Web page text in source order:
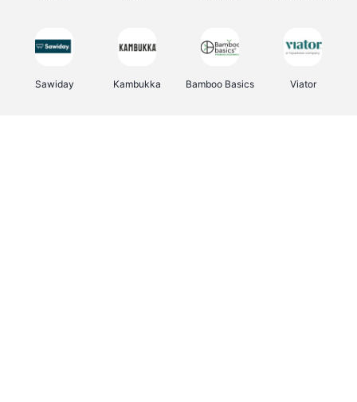
Sawiday Kambukka Bamboo Basics Viator